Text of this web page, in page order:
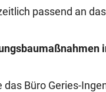
passend an
das Büro Geries-